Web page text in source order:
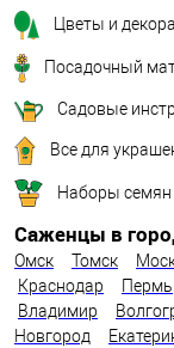
Цветы и
Посадочный
Садовые
Все для
Наборы
Саженцы в
Омск
Томск
Краснодар
Пермь
Владимир
Новгород